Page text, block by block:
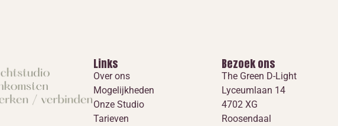
Links
Over ons
Mogelijkheden
Onze Studio
Tarieven
Bezoek ons
The Green D-Light
Lyceumlaan 14
4702 XG
Roosendaal